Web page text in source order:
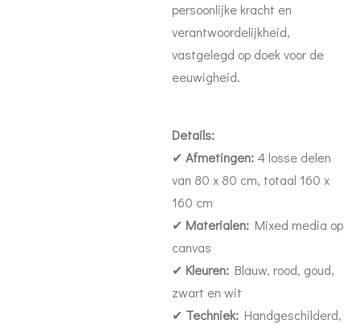
persoonlijke kracht en
verantwoordelijkheid,
vastgelegd op doek voor de
eeuwigheid.
Details:
✔ Afmetingen: 4 losse delen
van 80 x 80 cm, totaal 160 x
160 cm
✔ Materialen: Mixed media op
canvas
✔ Kleuren: Blauw, rood, goud,
zwart en wit
✔ Techniek: Handgeschilderd,